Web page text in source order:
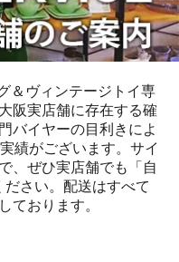
＆ヴィンテージトイ専
阪実店舗に存在する確
バイヤーの目利きによ
績がございます。サイ
、ぜひ実店舗でも「自
さい。配送はすべて
ております。